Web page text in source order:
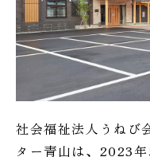
社会福祉法人うねび
ター青山は、2023